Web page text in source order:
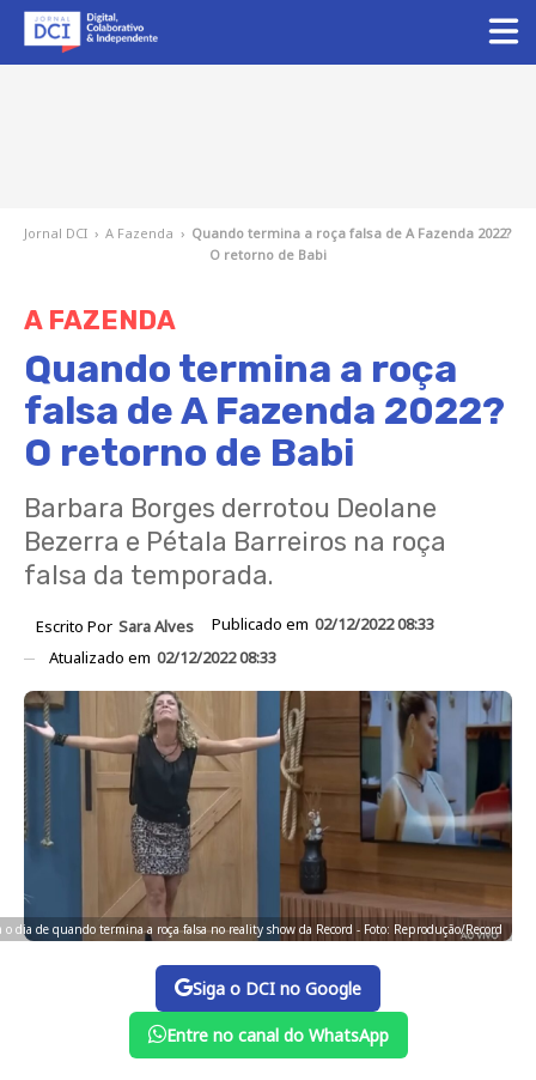
Jornal DCI › A Fazenda › Quando termina a roça falsa de A Fazenda 2022?
O retorno de Babi
A FAZENDA
Quando termina a roça
falsa de A Fazenda 2022?
O retorno de Babi
Barbara Borges derrotou Deolane
Bezerra e Pétala Barreiros na roça
falsa da temporada.
Escrito Por Sara Alves Publicado em 02/12/2022 08:33
Atualizado em 02/12/2022 08:33
o dia de quando termina a roça falsa no reality show da Record - Foto: Reprodução/Record
Siga o DCI no Google
Entre no canal do WhatsApp